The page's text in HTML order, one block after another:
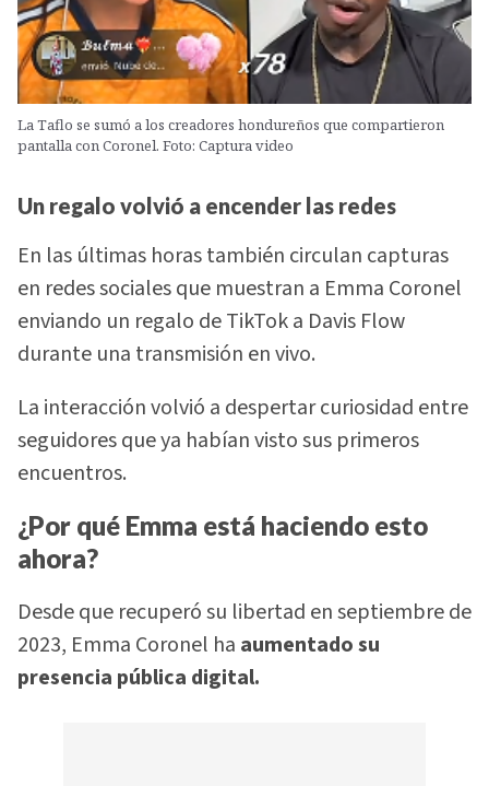
La Taflo se sumó a los creadores hondureños que compartieron
pantalla con Coronel. Foto: Captura video
Un regalo volvió a encender las redes
En las últimas horas también circulan capturas
en redes sociales que muestran a Emma Coronel
enviando un regalo de TikTok a Davis Flow
durante una transmisión en vivo.
La interacción volvió a despertar curiosidad entre
seguidores que ya habían visto sus primeros
encuentros.
¿Por qué Emma está haciendo esto
ahora?
Desde que recuperó su libertad en septiembre de
2023, Emma Coronel ha aumentado su
presencia pública digital.